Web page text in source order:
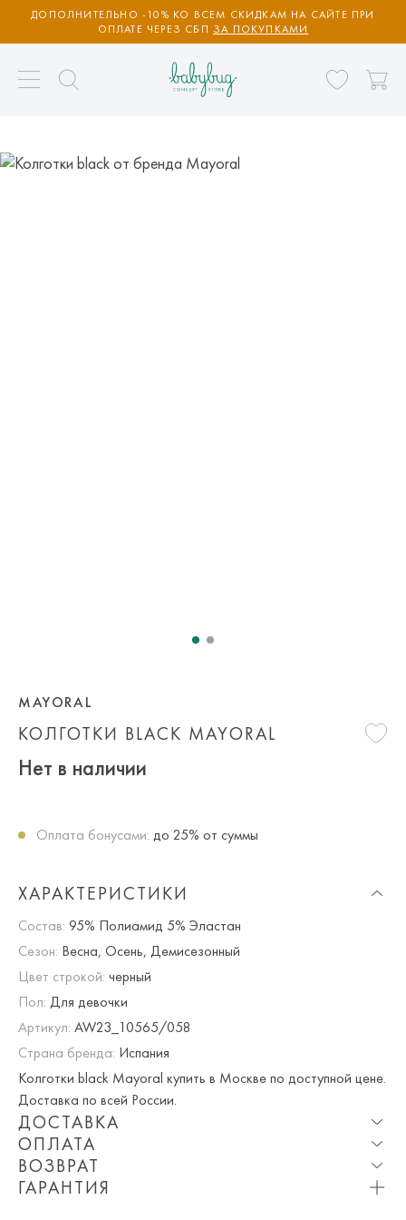
ДОПОЛНИТЕЛЬНО -10% КО ВСЕМ СКИДКАМ НА САЙТЕ ПРИ
ОПЛАТЕ ЧЕРЕЗ СБП ЗА ПОКУПКАМИ
КОЛГОТКИ BLACK MAYORAL
MAYORAL
Нет в наличии
Оплата бонусами: до 25% от суммы
ХАРАКТЕРИСТИКИ
Состав: 95% Полиамид 5% Эластан
Сезон: Весна, Осень, Демисезонный
Цвет строкой: черный
Пол: Для девочки
Артикул: AW23_10565/058
Страна бренда: Испания
Колготки black Mayoral купить в Москве по доступной цене.
Доставка по всей России.
ДОСТАВКА
Опция частичная доставка и примерка доступна для
Москвы и МО.
ОПЛАТА
При оплате онлайн вы получаете 10% скидку. Любые
купоны и акции суммируются!
ВОЗВРАТ
Мы вернем или обменяем любой приобретенный вами
ГАРАНТИЯ